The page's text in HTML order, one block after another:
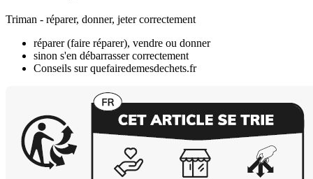
Triman - réparer, donner, jeter correctement
réparer (faire réparer), vendre ou donner
sinon s'en débarrasser correctement
Conseils sur quefairedemesdechets.fr